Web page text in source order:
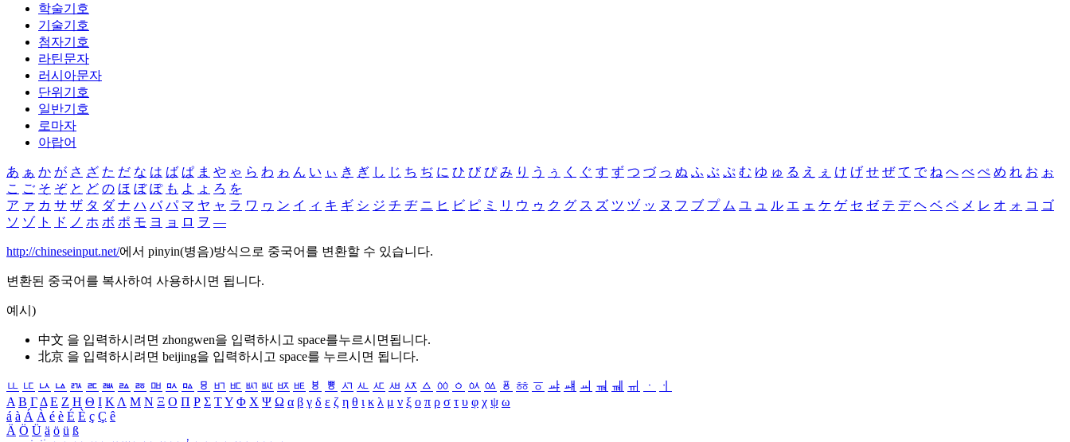
학술기호
기술기호
첨자기호
라틴문자
러시아문자
단위기호
일반기호
로마자
아랍어
あ ぁ か が さ ざ た だ な は ば ぱ ま や ゃ ら わ ゎ ん い ぃ き ぎ し じ ち ぢ に ひ び ぴ み り う ぅ く ぐ す ず つ づ っ ぬ ふ ぶ ぷ む ゆ ゅ る え ぇ け げ せ ぜ て で ね へ べ ぺ め れ お ぉ
こ ご そ ぞ と ど の ほ ぼ ぽ も よ ょ ろ を
ア ァ カ サ ザ タ ダ ナ ハ バ パ マ ヤ ャ ラ ワ ヮ ン イ ィ キ ギ シ ジ チ ヂ ニ ヒ ビ ピ ミ リ ウ ゥ ク グ ス ズ ツ ヅ ッ ヌ フ ブ プ ム ユ ュ ル エ ェ ケ ゲ セ ゼ テ デ ヘ ベ ペ メ レ オ ォ コ ゴ
ソ ゾ ト ド ノ ホ ボ ポ モ ヨ ョ ロ ヲ ―
http://chineseinput.net/에서 pinyin(병음)방식으로 중국어를 변환할 수 있습니다.
변환된 중국어를 복사하여 사용하시면 됩니다.
예시)
中文 을 입력하시려면 zhongwen을 입력하시고 space를누르시면됩니다.
北京 을 입력하시려면 beijing을 입력하시고 space를 누르시면 됩니다.
ㅥ ㅦ ㅧ ㅨ ㅩ ㅪ ㅫ ㅬ ㅭ ㅮ ㅯ ㅰ ㅱ ㅲ ㅳ ㅴ ㅵ ㅶ ㅷ ㅸ ㅹ ㅺ ㅻ ㅼ ㅽ ㅾ ㅿ ㆀ ㆁ ㆂ ㆃ ㆄ ㆅ ㆆ ㆇ ㆈ ㆉ ㆊ ㆋ ㆌ ㆍ
ㆎ
Α Β ΓΔ Ε Ζ Η Θ Ι ΚΛ Μ Ν Ξ Ο Π Ρ Σ ΤΥ Φ Χ Ψ Ω α β γ δ ε ζ η θ ι κ λ μ ν ξ ο π ρ σ τ υ φ χ ψ ω
á à Á À é è É È ç Ç ê
Ä Ö Ü ä ö ü ß